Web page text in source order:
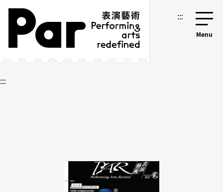
跳到主要内容区块
网站导览 :::
:::